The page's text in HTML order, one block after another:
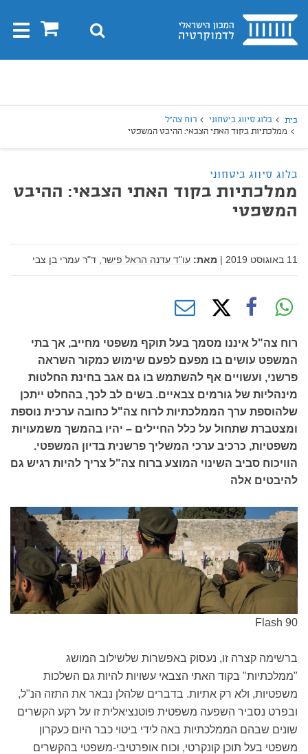
בית 0 חיפוש
בית בלוג סיווג ביטחוני
רוח צה"ל
ממלכתיות בקוד האתי הצבאי: ההיבט המשפטי
בלוג סיווג ביטחוני
ממלכתיות בקוד האתי הצבאי: ההיבט
המשפטי
11 באוגוסט 2019 | מאת: עו"ד עדנה הראל פישר, ד"ר עמרי בן צבי
רוח צה"ל איננו מסמך בעל תוקף משפטי מחייב, אך בתי
המשפט עושים בו מפעם לפעם שימוש כמקור השראה
פרשני, ועשויים אף להשתמש בו גם אגב בחינת החלטות
מינהליות של גורמים צבאיים. בשים לב לכך, בהחלט ייתכן
שלהוספת ערך הממלכתיות לרוח צה"ל כחובה ערכית נוספת
ומצטברת שתחול על כלל החיילים – יהיו בהמשך משמעויות
משפטיות, כרכיב ערכי המשליך פרשנית בדיון המשפטי.
הוויכוח סביב השינוי המוצע ברוח צה"ל צריך להיות רגיש גם
להיבטים אלה
Flash 90
ברשימה קצרה זו, נעסוק באפשרות שלשילוב המושג
"ממלכתיות" בקוד האתי הצבאי עשויות להיות גם השלכות
משפטיות, ולא רק אתיות. בדברים שלהלן נבאר את התזה הנ"ל,
ובפרט נסביר השפעה משפטית פוטנציאלית זו על רקע הקשרים
שונים שבהם הממלכתיות באה לידי ביטוי כבר היום כעקרון
משפטי בעל תוכן קונקרטי, וכוח אופרטיבי-משפטי בהקשרים